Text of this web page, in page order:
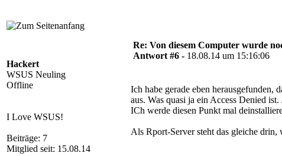
Hackert
WSUS Neuling
Offline
I Love WSUS!
Beiträge: 7
Mitglied seit: 15.08.14
Re: Von diesem Computer wurde
Antwort #6 - 18.08.14 um 15:16:06
Ich habe gerade eben
aus. Was quasi ja ein Access Denied
ICh werde diesen Punkt mal
Als Rport-Server steht das gleiche